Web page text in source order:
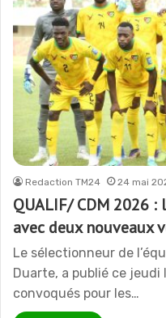
Redaction TM24 24 mai
QUALIF/ CDM 2026
avec deux nouveaux
Le sélectionneur de
Duarte, a publié ce
convoqués pour les…